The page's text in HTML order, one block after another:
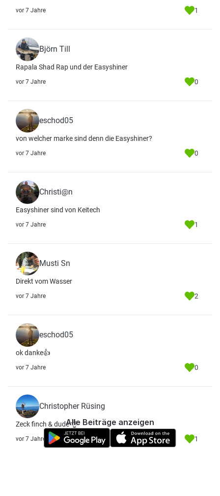
vor 7 Jahre 1
Björn Till
Rapala Shad Rap und der Easyshiner
vor 7 Jahre 0
eschod05
von welcher marke sind denn die Easyshiner?
vor 7 Jahre 0
Christi@n
Easyshiner sind von Keitech
vor 7 Jahre 1
Musti Sn
Direkt vom Wasser
vor 7 Jahre 2
eschod05
ok danke👍
vor 7 Jahre 0
Christopher Rüsing
Zeck finch & dude 👌
vor 7 Jahre 1
Alle Beiträge anzeigen